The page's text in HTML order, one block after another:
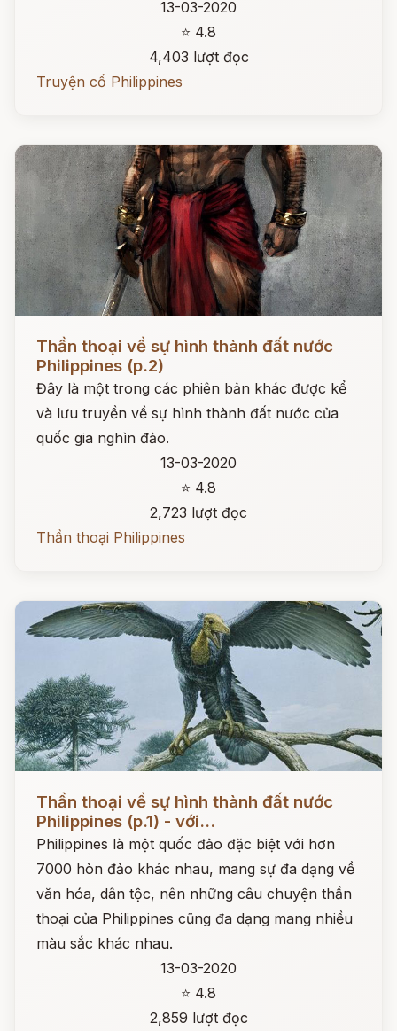
13-03-2020
⭐ 4.8
4,403 lượt đọc
Truyện cổ Philippines
Đọc ngay
Thần thoại về sự hình thành đất nước
Philippines (p.2)
Đây là một trong các phiên bản khác được kể
và lưu truyền về sự hình thành đất nước của
quốc gia nghìn đảo.
13-03-2020
⭐ 4.8
2,723 lượt đọc
Thần thoại Philippines
Đọc ngay
Thần thoại về sự hình thành đất nước
Philippines (p.1) - với...
Philippines là một quốc đảo đặc biệt với hơn
7000 hòn đảo khác nhau, mang sự đa dạng về
văn hóa, dân tộc, nên những câu chuyện thần
thoại của Philippines cũng đa dạng mang nhiều
màu sắc khác nhau.
13-03-2020
⭐ 4.8
2,859 lượt đọc